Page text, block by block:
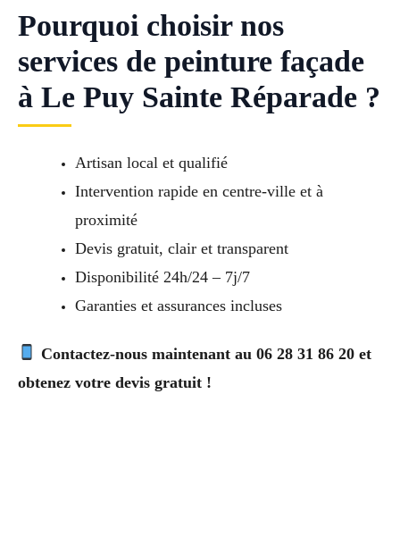
Pourquoi choisir nos
services de peinture façade
à Le Puy Sainte Réparade ?
Artisan local et qualifié
Intervention rapide en centre-ville et à
proximité
Devis gratuit, clair et transparent
Disponibilité 24h/24 – 7j/7
Garanties et assurances incluses
Contactez-nous maintenant au 06 28 31 86 20 et
obtenez votre devis gratuit !